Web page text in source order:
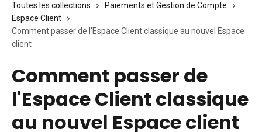
Toutes les collections
Paiements et Gestion de Compte
Espace Client
Comment passer de l'Espace Client classique au nouvel Espace
client
Comment passer de
l'Espace Client classique
au nouvel Espace client